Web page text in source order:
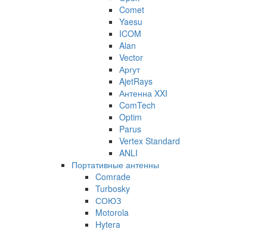
Comet
Yaesu
ICOM
Alan
Vector
Аргут
AjetRays
Антенна XXI
ComTech
Optim
Parus
Vertex Standard
ANLI
Портативные антенны
Comrade
Turbosky
СОЮЗ
Motorola
Hytera